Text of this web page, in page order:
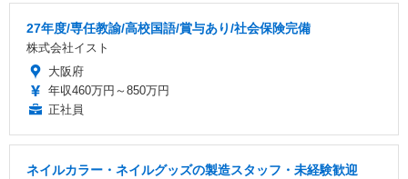
27年度/専任教諭/高校国語/賞与あり/社会保険完備
株式会社イスト
大阪府
年収460万円～850万円
正社員
ネイルカラー・ネイルグッズの製造スタッフ・未経験歓迎